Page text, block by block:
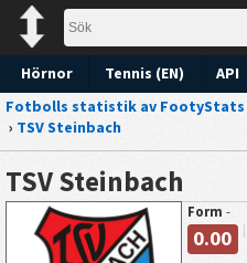
Hörnor Tennis (EN) API
Fotbolls statistik av FootyStats
› TSV Steinbach
TSV Steinbach
Form -
0.00